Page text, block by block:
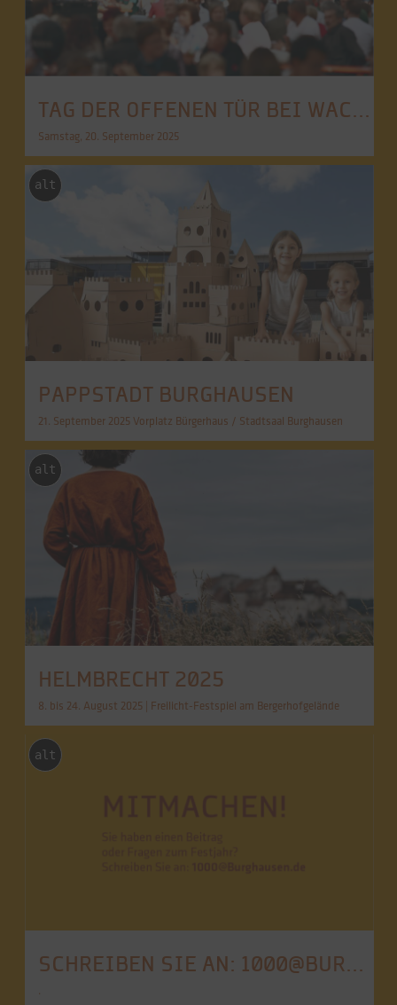
TAG DER OFFENEN TÜR BEI WACKER AG
Samstag, 20. September 2025
alt
PAPPSTADT BURGHAUSEN
21. September 2025 Vorplatz Bürgerhaus / Stadtsaal Burghausen
alt
HELMBRECHT 2025
8. bis 24. August 2025 | Freilicht-Festspiel am Bergerhofgelände
alt
SCHREIBEN SIE AN: 1000@BURGHAUSEN.DE
.